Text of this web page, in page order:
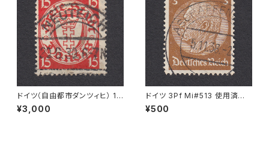
ドイツ（自由都市ダンツィヒ） 15
Pf Mi#214 使用済み切手｜NE
UTEICH 20.6.1930
¥3,000
ドイツ 3Pf Mi#513 使用済み
切手｜ASCHAFFENBURG 5.1
1.1936
¥500